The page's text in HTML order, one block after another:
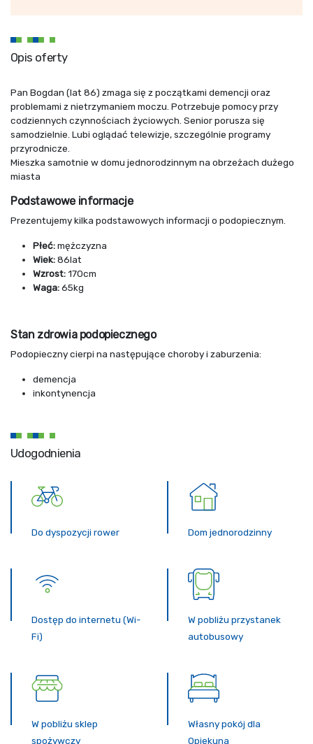
Opis oferty
Pan Bogdan (lat 86) zmaga się z początkami demencji oraz
problemami z nietrzymaniem moczu. Potrzebuje pomocy przy
codziennych czynnościach życiowych. Senior porusza się
samodzielnie. Lubi oglądać telewizje, szczególnie programy
przyrodnicze.
Mieszka samotnie w domu jednorodzinnym na obrzeżach dużego
miasta
Podstawowe informacje
Prezentujemy kilka podstawowych informacji o podopiecznym.
Płeć:mężczyzna
Wiek:86lat
Wzrost:170cm
Waga:65kg
Stan zdrowia podopiecznego
Podopieczny cierpi na następujące choroby i zaburzenia:
demencja
inkontynencja
Udogodnienia
Do dyspozycji rower Dom jednorodzinny
Dostęp do internetu (Wi-
Fi)
W pobliżu przystanek
autobusowy
W pobliżu sklep
spożywczy
Własny pokój dla
Opiekuna